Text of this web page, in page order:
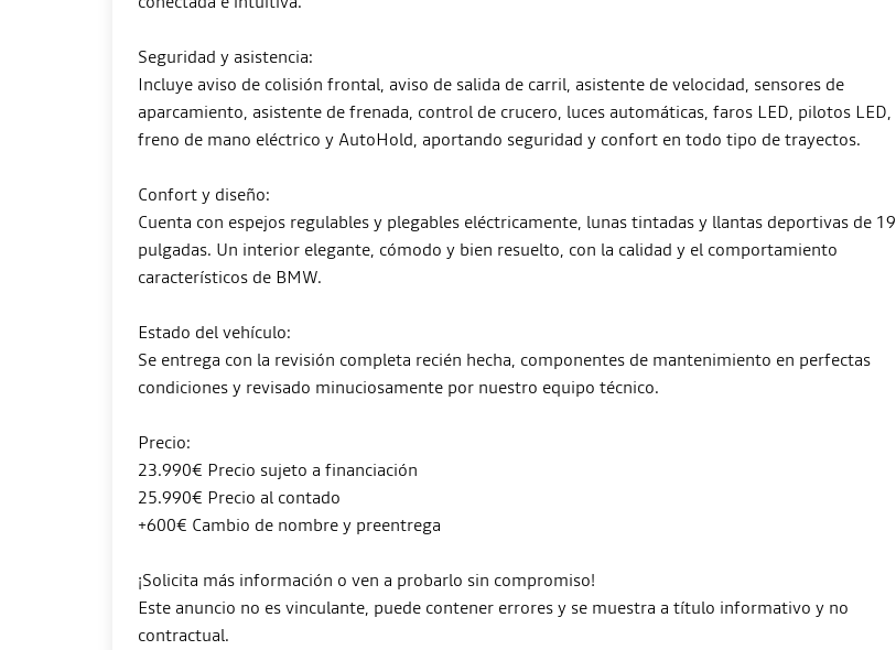
Seguridad y asistencia:
Incluye aviso de colisión frontal, aviso de salida de carril, asistente de velocidad, sensores de
aparcamiento, asistente de frenada, control de crucero, luces automáticas, faros LED, pilotos LED,
freno de mano eléctrico y AutoHold, aportando seguridad y confort en todo tipo de trayectos.
Confort y diseño:
Cuenta con espejos regulables y plegables eléctricamente, lunas tintadas y llantas deportivas de 19
pulgadas. Un interior elegante, cómodo y bien resuelto, con la calidad y el comportamiento
característicos de BMW.
Estado del vehículo:
Se entrega con la revisión completa recién hecha, componentes de mantenimiento en perfectas
condiciones y revisado minuciosamente por nuestro equipo técnico.
Precio:
23.990€ Precio sujeto a financiación
25.990€ Precio al contado
+600€ Cambio de nombre y preentrega
¡Solicita más información o ven a probarlo sin compromiso!
Este anuncio no es vinculante, puede contener errores y se muestra a título informativo y no